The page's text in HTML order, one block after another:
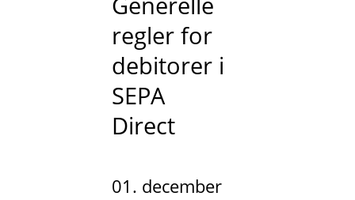
regler for
debitorer i
SEPA
Direct
01. december